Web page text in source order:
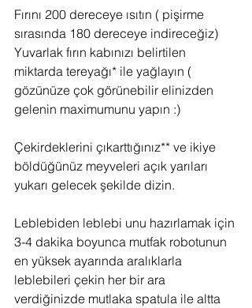
Fırını 200 dereceye ısıtın ( pişirme
sırasında 180 dereceye indireceğiz)
Yuvarlak fırın kabınızı belirtilen
miktarda tereyağı* ile yağlayın (
gözünüze çok görünebilir elinizden
gelenin maximumunu yapın :)
Çekirdeklerini çıkarttığınız** ve ikiye
böldüğünüz meyveleri açık yarıları
yukarı gelecek şekilde dizin.
Leblebiden leblebi unu hazırlamak için
3-4 dakika boyunca mutfak robotunun
en yüksek ayarında aralıklarla
leblebileri çekin her bir ara
verdiğinizde mutlaka spatula ile altta